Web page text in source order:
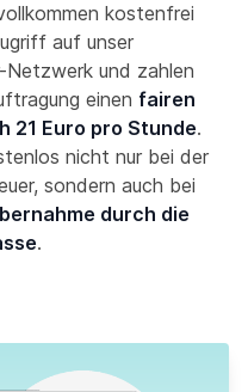
kostenfrei
auf unser
und zahlen
einen fairen
21 Euro pro Stunde.
nicht nur bei der
sondern auch bei
durch die
.